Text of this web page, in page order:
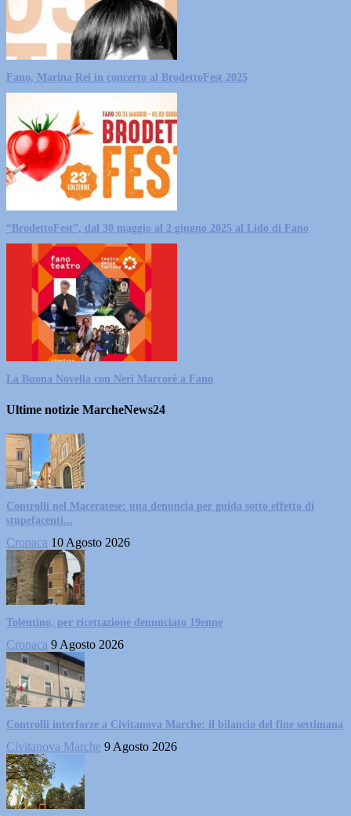
Fano, Marina Rei in concerto al BrodettoFest 2025
“BrodettoFest”, dal 30 maggio al 2 giugno 2025 al Lido di Fano
La Buona Novella con Neri Marcorè a Fano
Ultime notizie MarcheNews24
Controlli nel Maceratese: una denuncia per guida sotto effetto di
stupefacenti...
Cronaca 10 Agosto 2026
Tolentino, per ricettazione denunciato 19enne
Cronaca 9 Agosto 2026
Controlli interforze a Civitanova Marche: il bilancio del fine settimana
Civitanova Marche 9 Agosto 2026